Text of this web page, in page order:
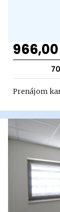
70
Prenájom